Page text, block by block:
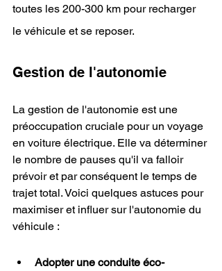
toutes les 200-300 km pour recharger
le véhicule et se reposer.
Gestion de l'autonomie
La gestion de l'autonomie est une
préoccupation cruciale pour un voyage
en voiture électrique. Elle va déterminer
le nombre de pauses qu'il va falloir
prévoir et par conséquent le temps de
trajet total. Voici quelques astuces pour
maximiser et influer sur l'autonomie du
véhicule :
Adopter une conduite éco-